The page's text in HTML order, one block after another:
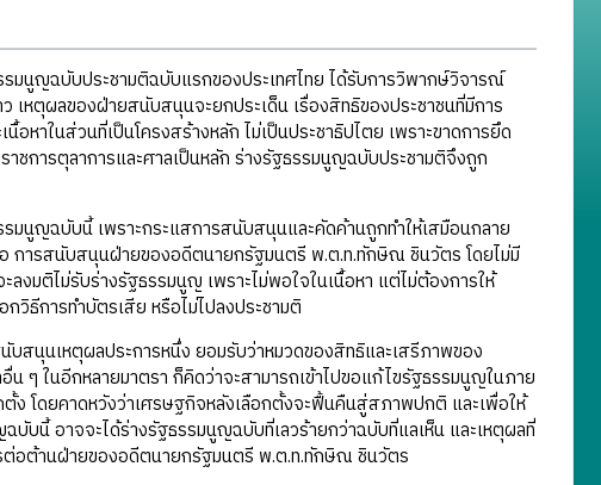
มนูญฉบับประชามติฉบับแรกของประเทศไทย ได้รับการวิพากษ์วิจารณ์
หตุผลของฝ่ายสนับสนุนจะยกประเด็น เรื่องสิทธิของประชาชนที่มีการ
าในส่วนที่เป็นโครงสร้างหลัก ไม่เป็นประชาธิปไตย เพราะขาดการยึด
าชการตุลาการและศาลเป็นหลัก ร่างรัฐธรรมนูญฉบับประชามติจึงถูก
มนูญฉบับนี้ เพราะกระแสการสนับสนุนและคัดค้านถูกทำให้เสมือนกลาย
อ การสนับสนุนฝ่ายของอดีตนายกรัฐมนตรี พ.ต.ท.ทักษิณ ชินวัตร โดยไม่มี
มติไม่รับร่างรัฐธรรมนูญ เพราะไม่พอใจในเนื้อหา แต่ไม่ต้องการให้
ธีการทำบัตรเสีย หรือไม่ไปลงประชามติ
สนุนเหตุผลประการหนึ่ง ยอมรับว่าหมวดของสิทธิและเสรีภาพของ
ๆ ในอีกหลายมาตรา ก็คิดว่าจะสามารถเข้าไปขอแก้ไขรัฐธรรมนูญในภาย
ง โดยคาดหวังว่าเศรษฐกิจหลังเลือกตั้งจะฟื้นคืนสู่สภาพปกติ และเพื่อให้
บนี้ อาจจะได้ร่างรัฐธรรมนูญฉบับที่เลวร้ายกว่าฉบับที่แลเห็น และเหตุผลที่
อต้านฝ่ายของอดีตนายกรัฐมนตรี พ.ต.ท.ทักษิณ ชินวัตร